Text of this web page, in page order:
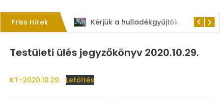
Friss Hírek Kérjük a hulladékgyűjtők rendeltetésszerű használatát!
Testületi ülés jegyzőkönyv 2020.10.29.
KT-2020.10.29. Letöltés